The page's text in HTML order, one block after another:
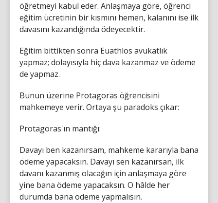
öğretmeyi kabul eder. Anlaşmaya göre, öğrenci
eğitim ücretinin bir kısmını hemen, kalanını ise ilk
davasını kazandığında ödeyecektir.
Eğitim bittikten sonra Euathlos avukatlık
yapmaz; dolayısıyla hiç dava kazanmaz ve ödeme
de yapmaz.
Bunun üzerine Protagoras öğrencisini
mahkemeye verir. Ortaya şu paradoks çıkar:
Protagoras'ın mantığı:
Davayı ben kazanırsam, mahkeme kararıyla bana
ödeme yapacaksın. Davayı sen kazanırsan, ilk
davanı kazanmış olacağın için anlaşmaya göre
yine bana ödeme yapacaksın. O hâlde her
durumda bana ödeme yapmalısın.